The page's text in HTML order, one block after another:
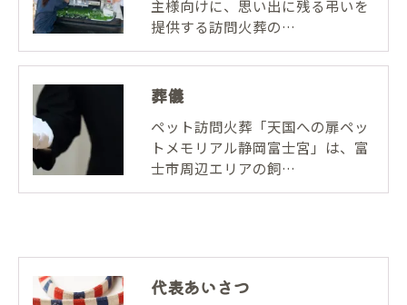
主様向けに、思い出に残る弔いを
提供する訪問火葬の…
葬儀
ペット訪問火葬「天国への扉ペッ
トメモリアル静岡富士宮」は、富
士市周辺エリアの飼…
代表あいさつ